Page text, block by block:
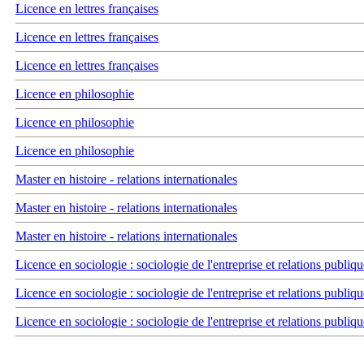
Licence en lettres françaises
Licence en lettres françaises
Licence en lettres françaises
Licence en philosophie
Licence en philosophie
Licence en philosophie
Master en histoire - relations internationales
Master en histoire - relations internationales
Master en histoire - relations internationales
Licence en sociologie : sociologie de l'entreprise et relations
Licence en sociologie : sociologie de l'entreprise et relations
Licence en sociologie : sociologie de l'entreprise et relations